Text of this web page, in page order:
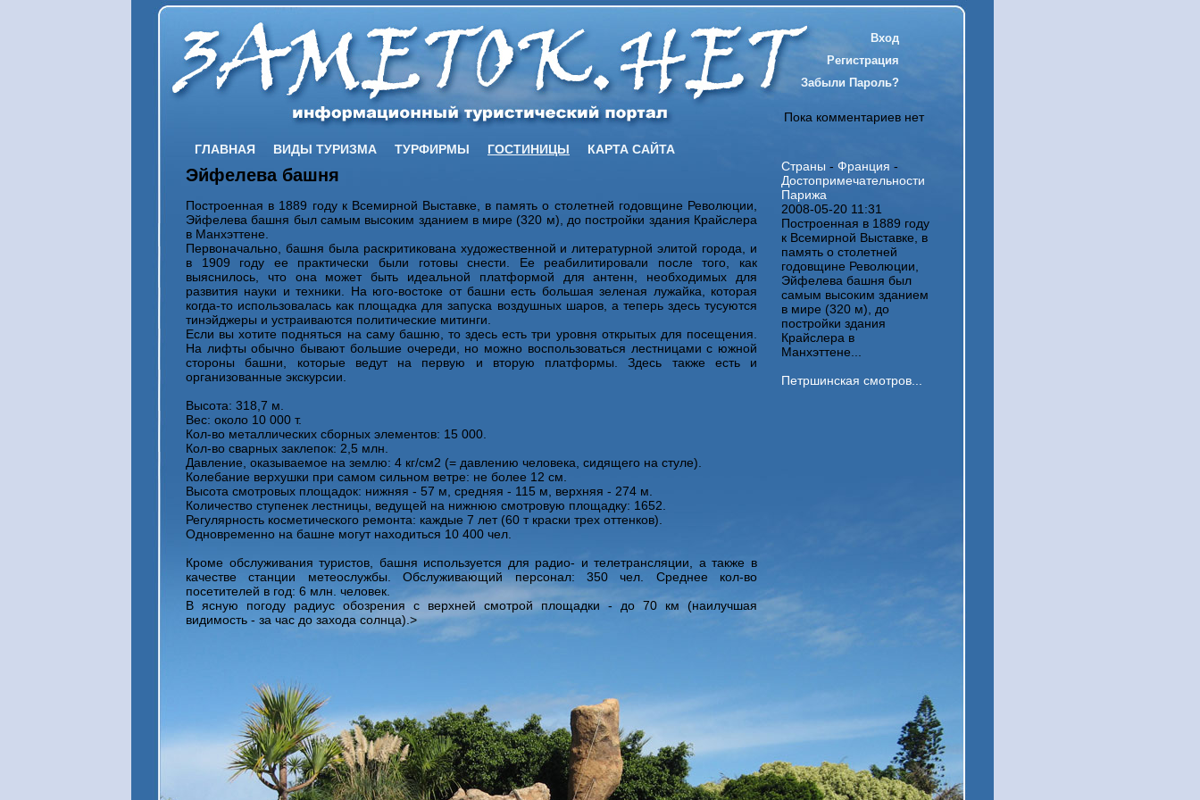
Вход
Регистрация
Забыли Пароль?
ГЛАВНАЯ ВИДЫ ТУРИЗМА ТУРФИРМЫ ГОСТИНИЦЫ КАРТА САЙТА
Эйфелева башня
Построенная в 1889 году к Всемирной Выставке, в память о столетней годовщине Революции,
Эйфелева башня был самым высоким зданием в мире (320 м), до постройки здания Крайслера
в Манхэттене.
Первоначально, башня была раскритикована художественной и литературной элитой города, и
в 1909 году ее практически были готовы снести. Ее реабилитировали после того, как
выяснилось, что она может быть идеальной платформой для антенн, необходимых для
развития науки и техники. На юго-востоке от башни есть большая зеленая лужайка, которая
когда-то использовалась как площадка для запуска воздушных шаров, а теперь здесь тусуются
тинэйджеры и устраиваются политические митинги.
Если вы хотите подняться на саму башню, то здесь есть три уровня открытых для посещения.
На лифты обычно бывают большие очереди, но можно воспользоваться лестницами с южной
стороны башни, которые ведут на первую и вторую платформы. Здесь также есть и
организованные экскурсии.
Высота: 318,7 м.
Вес: около 10 000 т.
Кол-во металлических сборных элементов: 15 000.
Кол-во сварных заклепок: 2,5 млн.
Давление, оказываемое на землю: 4 кг/см2 (= давлению человека, сидящего на стуле).
Колебание верхушки при самом сильном ветре: не более 12 см.
Высота смотровых площадок: нижняя - 57 м, средняя - 115 м, верхняя - 274 м.
Количество ступенек лестницы, ведущей на нижнюю смотровую площадку: 1652.
Регулярность косметического ремонта: каждые 7 лет (60 т краски трех оттенков).
Одновременно на башне могут находиться 10 400 чел.
Кроме обслуживания туристов, башня используется для радио- и телетрансляции, а также в
качестве станции метеослужбы. Обслуживающий персонал: 350 чел. Среднее кол-во
посетителей в год: 6 млн. человек.
В ясную погоду радиус обозрения с верхней смотрой площадки - до 70 км (наилучшая
видимость - за час до захода солнца).>
Пока комментариев нет
Страны - Франция -
Достопримечательности
Парижа
2008-05-20 11:31
Построенная в 1889 году
к Всемирной Выставке, в
память о столетней
годовщине Революции,
Эйфелева башня был
самым высоким зданием
в мире (320 м), до
постройки здания
Крайслера в
Манхэттене...
Петршинская смотров...